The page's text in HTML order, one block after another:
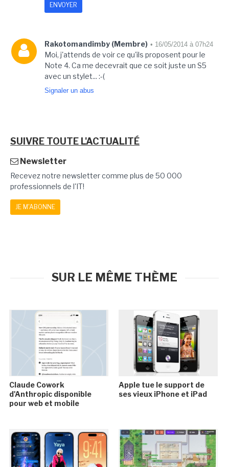
Rakotomandimby (Membre) • 16/05/2014 à 07h24
Moi, j'attends de voir ce qu'ils proposent pour le
Note 4. Ca me decevrait que ce soit juste un S5
avec un stylet... :-(
Signaler un abus
SUIVRE TOUTE L'ACTUALITÉ
Newsletter
Recevez notre newsletter comme plus de 50 000
professionnels de l'IT!
JE M'ABONNE
SUR LE MÊME THÈME
Claude Cowork
d'Anthropic disponible
pour web et mobile
Apple tue le support de
ses vieux iPhone et iPad